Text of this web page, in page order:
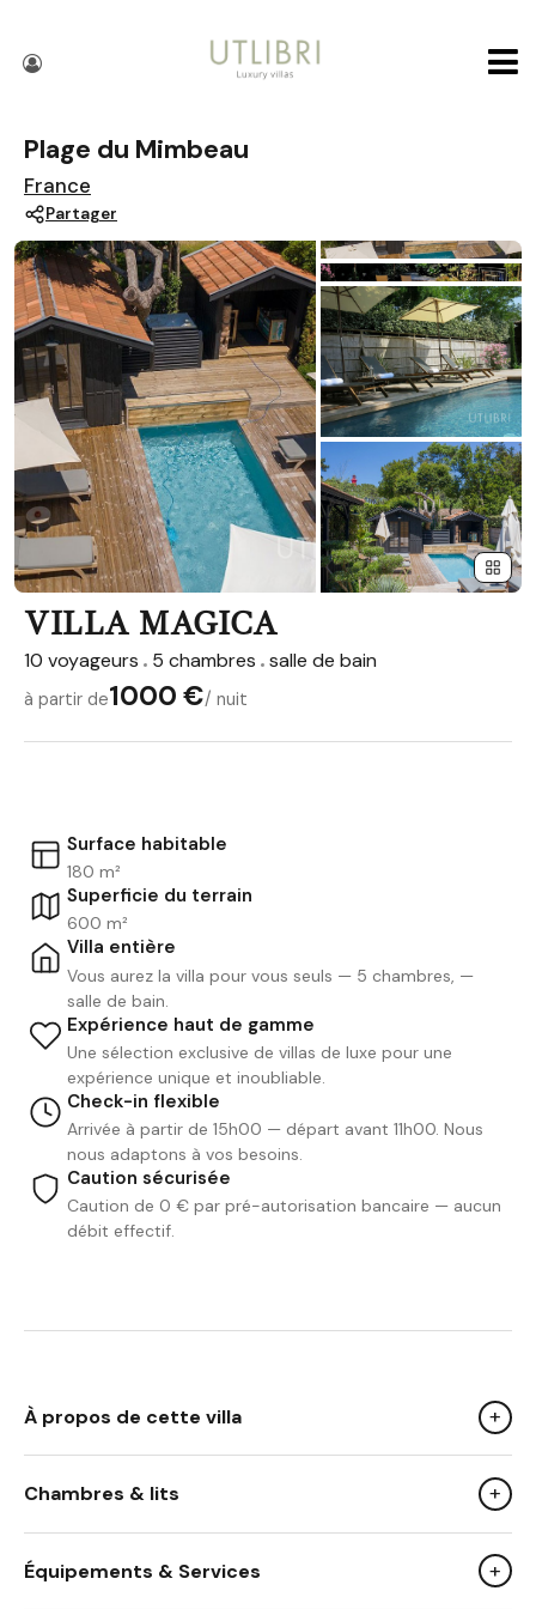
Plage du Mimbeau
France
Partager
VILLA MAGICA
10 voyageurs 5 chambres salle de bain
à partir de1000 €/ nuit
Surface habitable
180 m²
Superficie du terrain
600 m²
Villa entière
Vous aurez la villa pour vous seuls — 5 chambres, —
salle de bain.
Expérience haut de gamme
Une sélection exclusive de villas de luxe pour une
expérience unique et inoubliable.
Check-in flexible
Arrivée à partir de 15h00 — départ avant 11h00. Nous
nous adaptons à vos besoins.
Caution sécurisée
Caution de 0 € par pré-autorisation bancaire — aucun
débit effectif.
À propos de cette villa +
We Like
ses 5 chambres toutes équipées de salle de bain avec
Chambres & lits +
Équipements & Services +